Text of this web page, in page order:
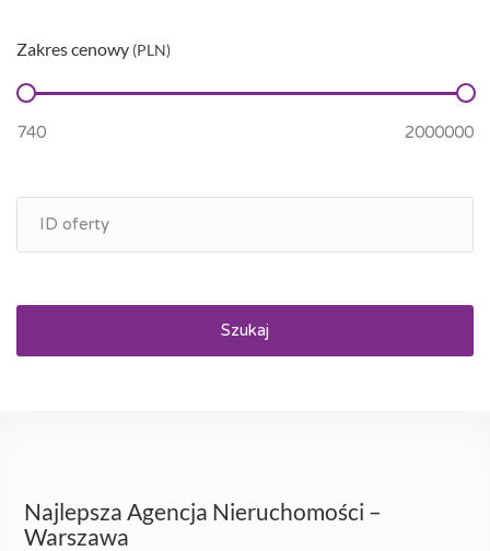
Zakres cenowy (PLN)
Szukaj
Najlepsza Agencja Nieruchomości –
Warszawa